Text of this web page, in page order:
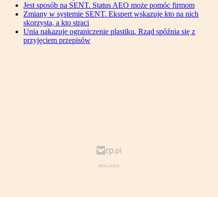
Jest sposób na SENT. Status AEO może pomóc firmom
Zmiany w systemie SENT. Ekspert wskazuje kto na nich
skorzysta, a kto straci
Unia nakazuje ograniczenie plastiku. Rząd spóźnia się z
przyjęciem przepisów